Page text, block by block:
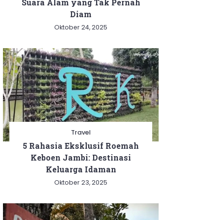
Suara Alam yang Tak Pernah
Diam
Oktober 24, 2025
Travel
5 Rahasia Eksklusif Roemah
Keboen Jambi: Destinasi
Keluarga Idaman
Oktober 23, 2025